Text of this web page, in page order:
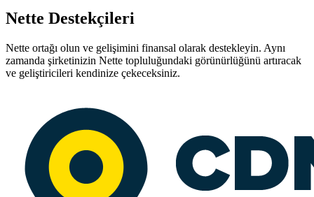
Nette Destekçileri
Nette ortağı olun ve gelişimini finansal olarak destekleyin. Aynı
zamanda şirketinizin Nette topluluğundaki görünürlüğünü artıracak
ve geliştiricileri kendinize çekeceksiniz.